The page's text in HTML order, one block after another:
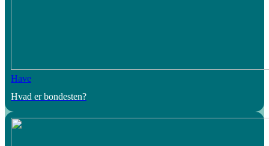
Have
Hvad er bondesten?